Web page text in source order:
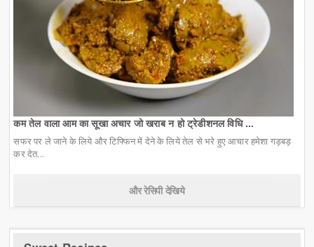
कम तेल वाला आम का सूखा अचार जो खराब न हो ट्रेडीशनल विधि ...
सफर पर ले जाने के लिये और टिफ्फिन में देने के लिये तेल से भरे हुए आचार हमेशा गड़बड़
कर देत...
और रेसिपी देखिये